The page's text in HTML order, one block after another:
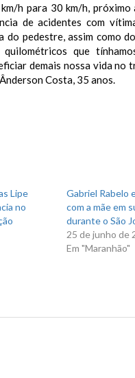
h para 30 km/h,
de acidentes com
do pedestre, assim como
quilométricos que
demais nossa vida
Costa, 35 anos.
Lipe
no
Gabriel Rabelo
com a mãe em
durante o São
25 de junho de
Em "Maranhão"